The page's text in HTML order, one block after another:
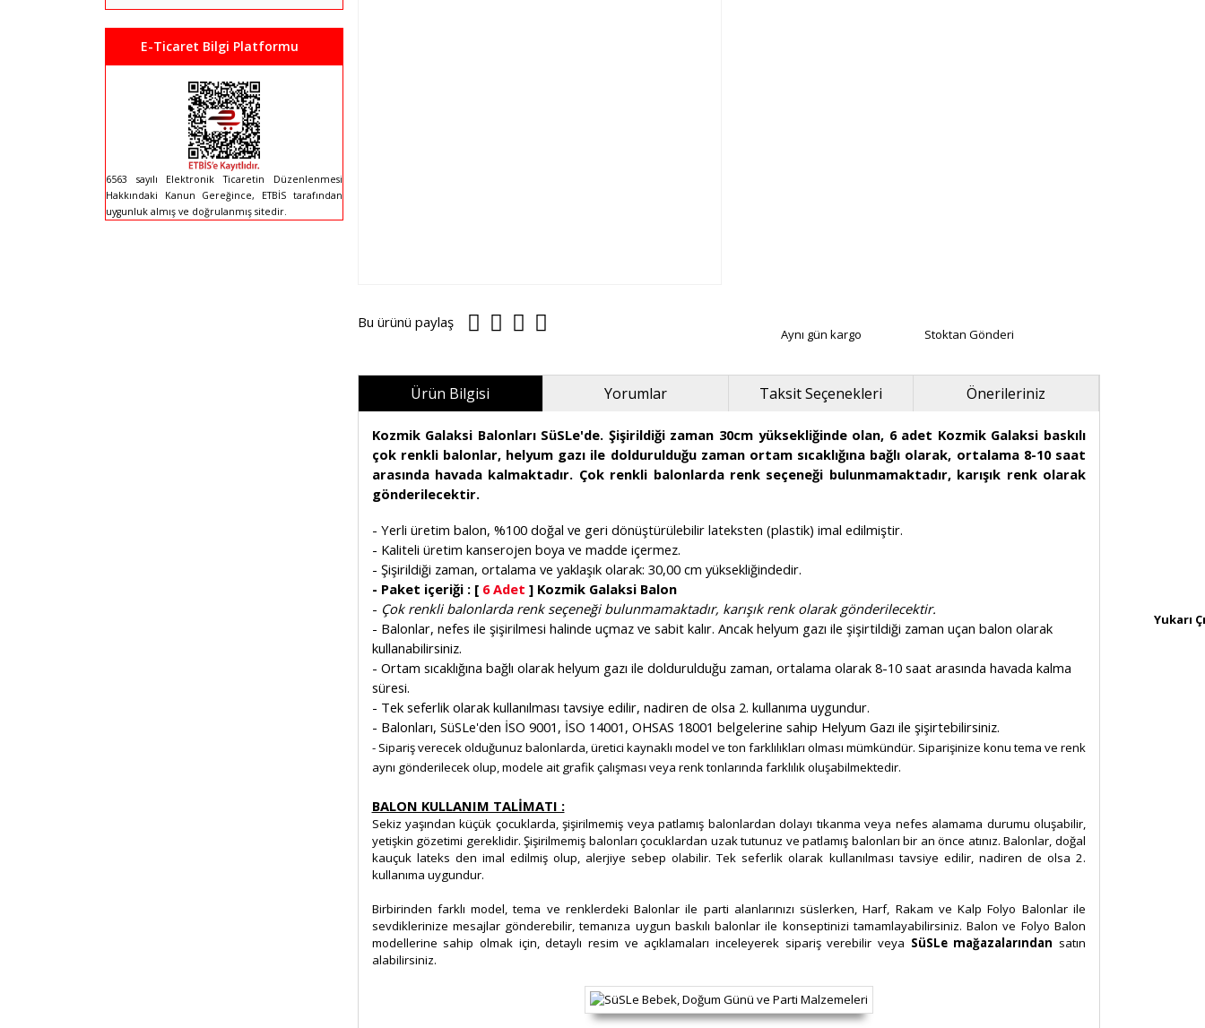
E-Ticaret Bilgi Platformu
6563 sayılı Elektronik Ticaretin Düzenlenmesi
Hakkındaki Kanun Gereğince, ETBİS tarafından
uygunluk almış ve doğrulanmış sitedir.
Bu ürünü paylaş
Aynı gün kargo Stoktan Gönderi
Ürün Bilgisi Yorumlar Taksit Seçenekleri Önerileriniz
Kozmik Galaksi Balonları SüSLe'de. Şişirildiği zaman 30cm yüksekliğinde olan, 6 adet Kozmik Galaksi baskılı
çok renkli balonlar, helyum gazı ile doldurulduğu zaman ortam sıcaklığına bağlı olarak, ortalama 8-10 saat
arasında havada kalmaktadır. Çok renkli balonlarda renk seçeneği bulunmamaktadır, karışık renk olarak
gönderilecektir.
- Yerli üretim balon, %100 doğal ve geri dönüştürülebilir lateksten (plastik) imal edilmiştir.
- Kaliteli üretim kanserojen boya ve madde içermez.
- Şişirildiği zaman, ortalama ve yaklaşık olarak: 30,00 cm yüksekliğindedir.
- Paket içeriği : [ 6 Adet ] Kozmik Galaksi Balon
- Çok renkli balonlarda renk seçeneği bulunmamaktadır, karışık renk olarak gönderilecektir.
- Balonlar, nefes ile şişirilmesi halinde uçmaz ve sabit kalır. Ancak helyum gazı ile şişirtildiği zaman uçan balon olarak
kullanabilirsiniz.
- Ortam sıcaklığına bağlı olarak helyum gazı ile doldurulduğu zaman, ortalama olarak 8-10 saat arasında havada kalma
süresi.
- Tek seferlik olarak kullanılması tavsiye edilir, nadiren de olsa 2. kullanıma uygundur.
- Balonları, SüSLe'den İSO 9001, İSO 14001, OHSAS 18001 belgelerine sahip Helyum Gazı ile şişirtebilirsiniz.
- Sipariş verecek olduğunuz balonlarda, üretici kaynaklı model ve ton farklılıkları olması mümkündür. Siparişinize konu tema ve renk
aynı gönderilecek olup, modele ait grafik çalışması veya renk tonlarında farklılık oluşabilmektedir.
BALON KULLANIM TALİMATI :
Sekiz yaşından küçük çocuklarda, şişirilmemiş veya patlamış balonlardan dolayı tıkanma veya nefes alamama durumu oluşabilir,
yetişkin gözetimi gereklidir. Şişirilmemiş balonları çocuklardan uzak tutunuz ve patlamış balonları bir an önce atınız. Balonlar, doğal
kauçuk lateks den imal edilmiş olup, alerjiye sebep olabilir. Tek seferlik olarak kullanılması tavsiye edilir, nadiren de olsa 2.
kullanıma uygundur.
Birbirinden farklı model, tema ve renklerdeki Balonlar ile parti alanlarınızı süslerken, Harf, Rakam ve Kalp Folyo Balonlar ile
sevdiklerinize mesajlar gönderebilir, temanıza uygun baskılı balonlar ile konseptinizi tamamlayabilirsiniz. Balon ve Folyo Balon
modellerine sahip olmak için, detaylı resim ve açıklamaları inceleyerek sipariş verebilir veya SüSLe mağazalarından satın
alabilirsiniz.
Yukarı